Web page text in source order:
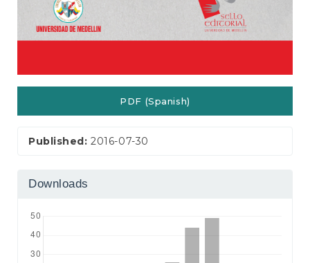
PDF (Spanish)
Published:2016-07-30
Downloads